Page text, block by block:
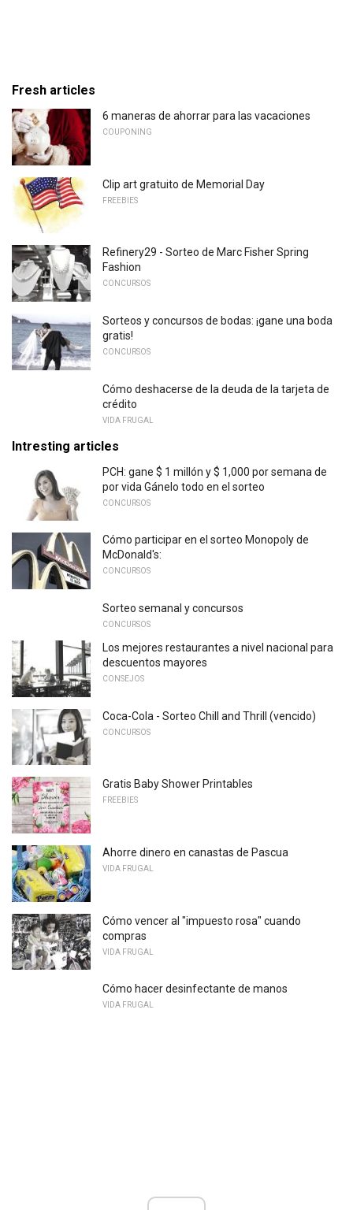
Fresh articles
6 maneras de ahorrar para las vacaciones
COUPONING
Clip art gratuito de Memorial Day
FREEBIES
Refinery29 - Sorteo de Marc Fisher Spring
Fashion
CONCURSOS
Sorteos y concursos de bodas: ¡gane una boda
gratis!
CONCURSOS
Cómo deshacerse de la deuda de la tarjeta de
crédito
VIDA FRUGAL
Intresting articles
PCH: gane $ 1 millón y $ 1,000 por semana de
por vida Gánelo todo en el sorteo
CONCURSOS
Cómo participar en el sorteo Monopoly de
McDonald's:
CONCURSOS
Sorteo semanal y concursos
CONCURSOS
Los mejores restaurantes a nivel nacional para
descuentos mayores
CONSEJOS
Coca-Cola - Sorteo Chill and Thrill (vencido)
CONCURSOS
Gratis Baby Shower Printables
FREEBIES
Ahorre dinero en canastas de Pascua
VIDA FRUGAL
Cómo vencer al "impuesto rosa" cuando
compras
VIDA FRUGAL
Cómo hacer desinfectante de manos
VIDA FRUGAL